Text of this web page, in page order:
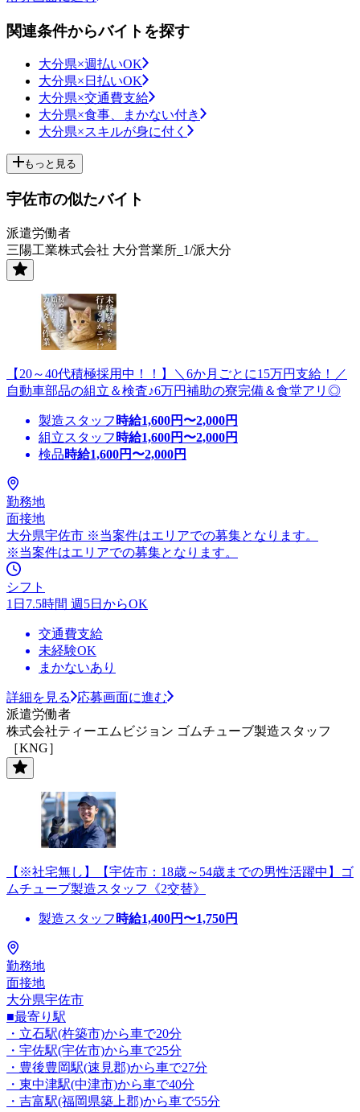
関連条件からバイトを探す
大分県×週払いOK
大分県×日払いOK
大分県×交通費支給
大分県×食事、まかない付き
大分県×スキルが身に付く
もっと見る
宇佐市の似たバイト
派遣労働者
三陽工業株式会社 大分営業所_1/派大分
【20～40代積極採用中！！】＼6か月ごとに15万円支給！／
自動車部品の組立＆検査♪6万円補助の寮完備＆食堂アリ◎
製造スタッフ 時給1,600円〜2,000円
組立スタッフ 時給1,600円〜2,000円
検品時給1,600円〜2,000円
勤務地
面接地
大分県宇佐市 ※当案件はエリアでの募集となります。
※当案件はエリアでの募集となります。
シフト
1日7.5時間 週5日からOK
交通費支給
未経験OK
まかないあり
詳細を見る
応募画面に進む
派遣労働者
株式会社ティーエムビジョン ゴムチューブ製造スタッフ
［KNG］
【※社宅無し】【宇佐市：18歳～54歳までの男性活躍中】ゴ
ムチューブ製造スタッフ《2交替》
製造スタッフ 時給1,400円〜1,750円
勤務地
面接地
大分県宇佐市
■最寄り駅
・立石駅(杵築市)から車で20分
・宇佐駅(宇佐市)から車で25分
・豊後豊岡駅(速見郡)から車で27分
・東中津駅(中津市)から車で40分
・吉富駅(福岡県築上郡)から車で55分